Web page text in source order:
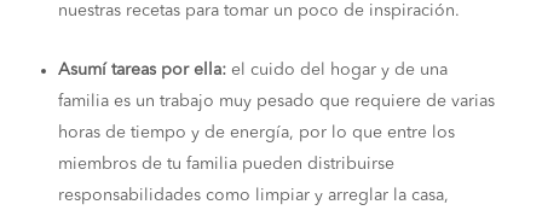
nuestras recetas para tomar un poco de inspiración.
Asumí tareas por ella:el cuido del hogar y de una
familia es un trabajo muy pesado que requiere de varias
horas de tiempo y de energía, por lo que entre los
miembros de tu familia pueden distribuirse
responsabilidades como limpiar y arreglar la casa,